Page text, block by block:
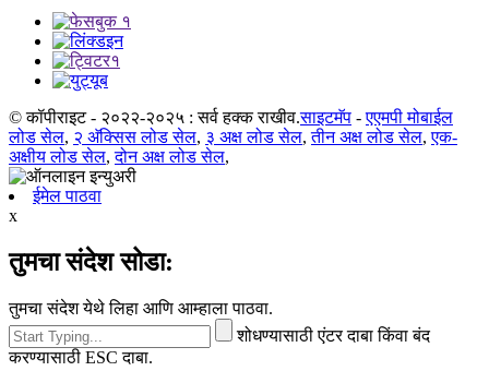
© कॉपीराइट - २०२२-२०२५ : सर्व हक्क राखीव.साइटमॅप -एएमपी मोबाईल
लोड सेल, २ अ‍ॅक्सिस लोड सेल, ३ अक्ष लोड सेल,तीन अक्ष लोड सेल,एक-
अक्षीय लोड सेल,दोन अक्ष लोड सेल,
ईमेल पाठवा
x
तुमचा संदेश सोडा:
तुमचा संदेश येथे लिहा आणि आम्हाला पाठवा.
शोधण्यासाठी एंटर दाबा किंवा बंद
करण्यासाठी ESC दाबा.